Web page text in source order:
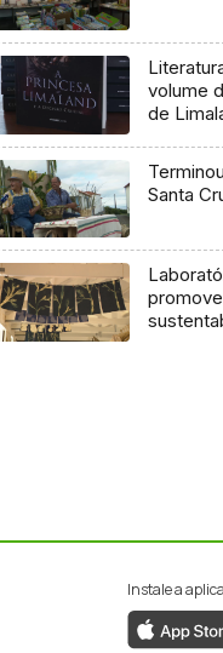
volume
de
Santa
Instale a